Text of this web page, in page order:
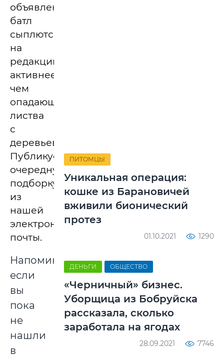
объявленный
батл
сыплются
на
редакцию
активнее,
чем
опадающая
листва
с
деревьев.
Публикуем
очередную
подборку
из
нашей
электронной
почты.
Напоминаем,
если
вы
пока
не
нашли
в
ПИТОМЦЫ
Уникальная операция:
кошке из Барановичей
вживили бионический
протез
01.10.2021 1290
ДЕНЬГИ ОБЩЕСТВО
«Черничный» бизнес.
Уборщица из Бобруйска
рассказала, сколько
заработала на ягодах
28.09.2021 7746